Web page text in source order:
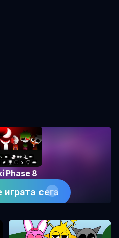
Phase 8
играта сега